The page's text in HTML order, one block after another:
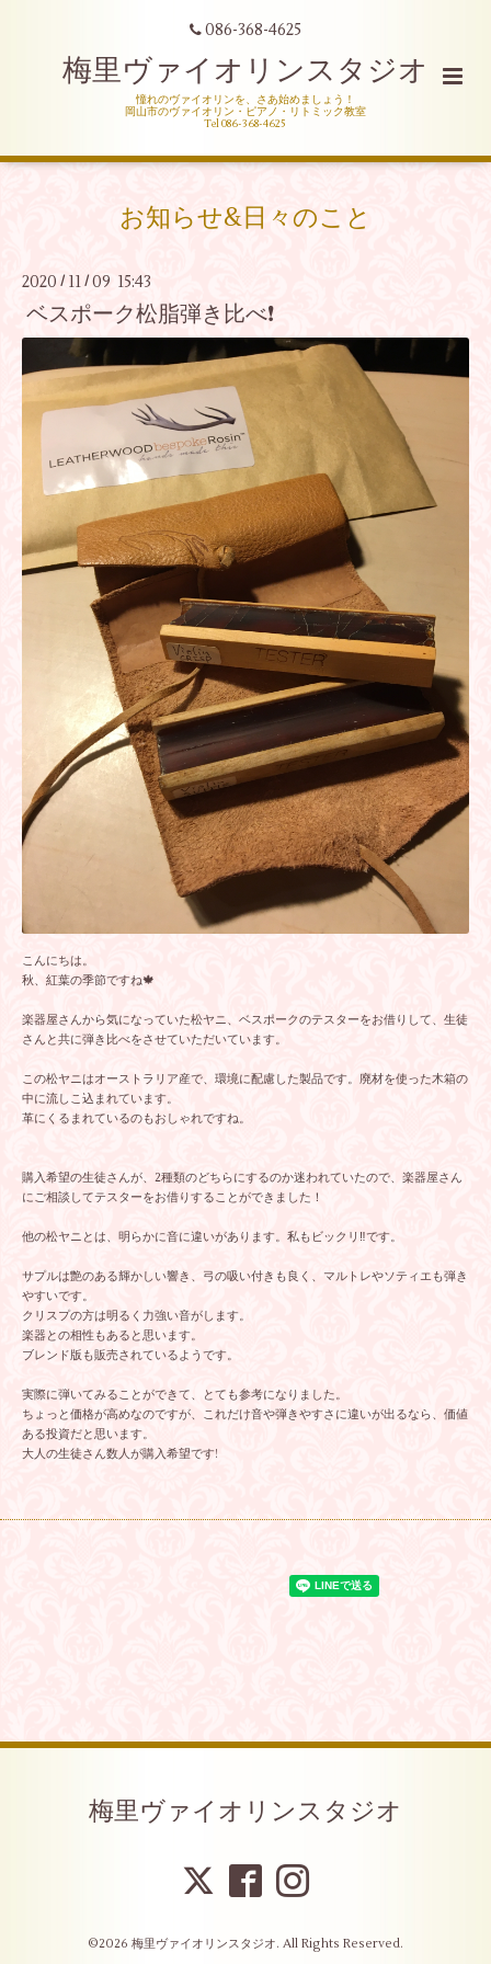
086-368-4625
梅里ヴァイオリンスタジオ
憧れのヴァイオリンを、さあ始めましょう！
岡山市のヴァイオリン・ピアノ・リトミック教室
Tel 086-368-4625
お知らせ&日々のこと
2020 / 11 /09 15:43
ベスポーク松脂弾き比べ❗️
こんにちは。
秋、紅葉の季節ですね🍁
楽器屋さんから気になっていた松ヤニ、ベスポークのテスターをお借りして、生徒
さんと共に弾き比べをさせていただいています。
この松ヤニはオーストラリア産で、環境に配慮した製品です。廃材を使った木箱の
中に流しこ込まれています。
革にくるまれているのもおしゃれですね。
購入希望の生徒さんが、2種類のどちらにするのか迷われていたので、楽器屋さん
にご相談してテスターをお借りすることができました！
他の松ヤニとは、明らかに音に違いがあります。私もビックリ‼️です。
サプルは艶のある輝かしい響き、弓の吸い付きも良く、マルトレやソティエも弾き
やすいです。
クリスプの方は明るく力強い音がします。
楽器との相性もあると思います。
ブレンド版も販売されているようです。
実際に弾いてみることができて、とても参考になりました。
ちょっと価格が高めなのですが、これだけ音や弾きやすさに違いが出るなら、価値
ある投資だと思います。
大人の生徒さん数人が購入希望です!
梅里ヴァイオリンスタジオ
©2026 梅里ヴァイオリンスタジオ. All Rights Reserved.